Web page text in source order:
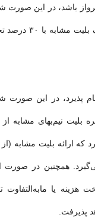
قبل از انجام پرواز باشد، در این
حمل‌کننده موظف به پرداخت کامل وجه بلیت و
انجام پذیرد، در این
بلیت نیم‌بهای مشابه از
که ارائه بلیت مشابه
همچنین در صورت
یا مابه‌التفاوت
پذیرفت.